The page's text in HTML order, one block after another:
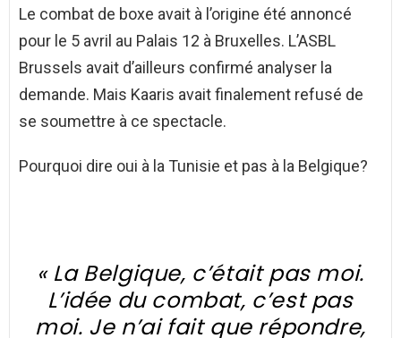
Le combat de boxe avait à l’origine été annoncé
pour le 5 avril au Palais 12 à Bruxelles. L’ASBL
Brussels avait d’ailleurs confirmé analyser la
demande. Mais Kaaris avait finalement refusé de
se soumettre à ce spectacle.
Pourquoi dire oui à la Tunisie et pas à la Belgique?
« La Belgique, c’était pas moi.
L’idée du combat, c’est pas
moi. Je n’ai fait que répondre,